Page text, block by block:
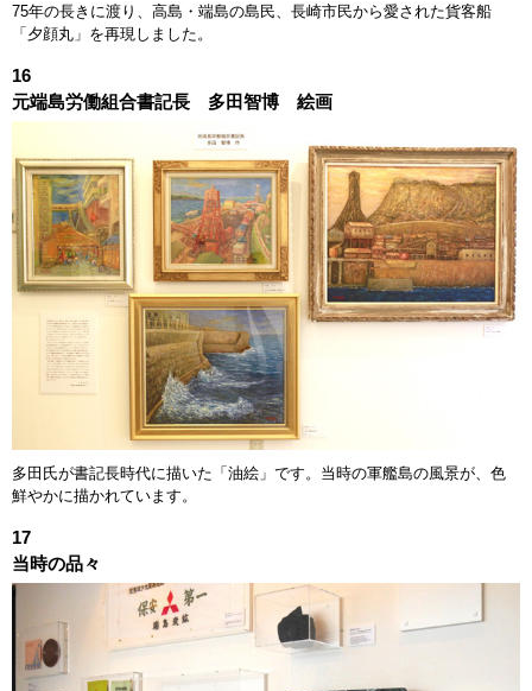
75年の長きに渡り、高島・端島の島民、長崎市民から愛された貨客船
「夕顔丸」を再現しました。
16
元端島労働組合書記長 多田智博 絵画
多田氏が書記長時代に描いた「油絵」です。当時の軍艦島の風景が、色
鮮やかに描かれています。
17
当時の品々